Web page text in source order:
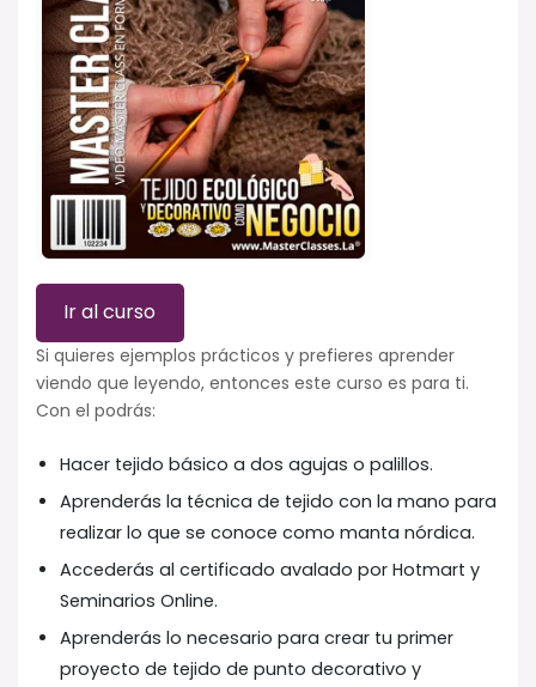
Ir al curso
Si quieres ejemplos prácticos y prefieres aprender
viendo que leyendo, entonces este curso es para ti.
Con el podrás:
Hacer tejido básico a dos agujas o palillos.
Aprenderás la técnica de tejido con la mano para
realizar lo que se conoce como manta nórdica.
Accederás al certificado avalado por Hotmart y
Seminarios Online.
Aprenderás lo necesario para crear tu primer
proyecto de tejido de punto decorativo y